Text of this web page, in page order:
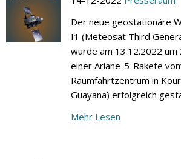
Der neue geostationäre
I1 (Meteosat Third
wurde am 13.12.2022 um
einer Ariane-5-Rakete
Raumfahrtzentrum in
Guayana) erfolgreich
Mehr Lesen